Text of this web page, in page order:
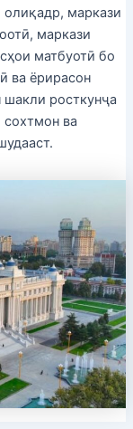
маркази
маркази
матбуотӣ бо
ва ёрирасон
росткунҷа
ва